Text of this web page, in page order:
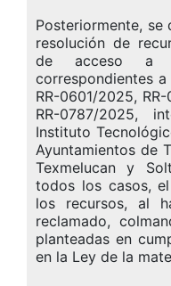
Posteriormente,
resolución de
de acceso a
correspondientes
RR-0601/2025,
RR-0787/2025,
Instituto
Ayuntamientos de
Texmelucan y
todos los casos,
los recursos, al
reclamado,
planteadas en
en la Ley de la